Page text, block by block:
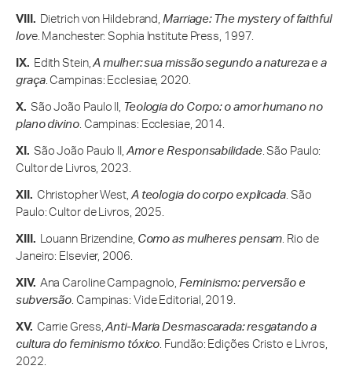
Dietrich von Hildebrand,Marriage: The mystery of faithful
love. Manchester: Sophia Institute Press, 1997.
Edith Stein,A mulher: sua missão segundo a natureza e a
graça. Campinas: Ecclesiae, 2020.
São João Paulo II, Teologia do Corpo: o amor humano no
plano divino. Campinas: Ecclesiae, 2014.
São João Paulo II,Amor e Responsabilidade. São Paulo:
Cultor de Livros, 2023.
Christopher West,A teologia do corpo explicada. São
Paulo: Cultor de Livros, 2025.
Louann Brizendine, Como as mulheres pensam. Rio de
Janeiro: Elsevier, 2006.
Ana Caroline Campagnolo,Feminismo: perversão e
subversão. Campinas: Vide Editorial, 2019.
Carrie Gress,Anti-Maria Desmascarada: resgatando a
cultura do feminismo tóxico. Fundão: Edições Cristo e Livros,
2022.